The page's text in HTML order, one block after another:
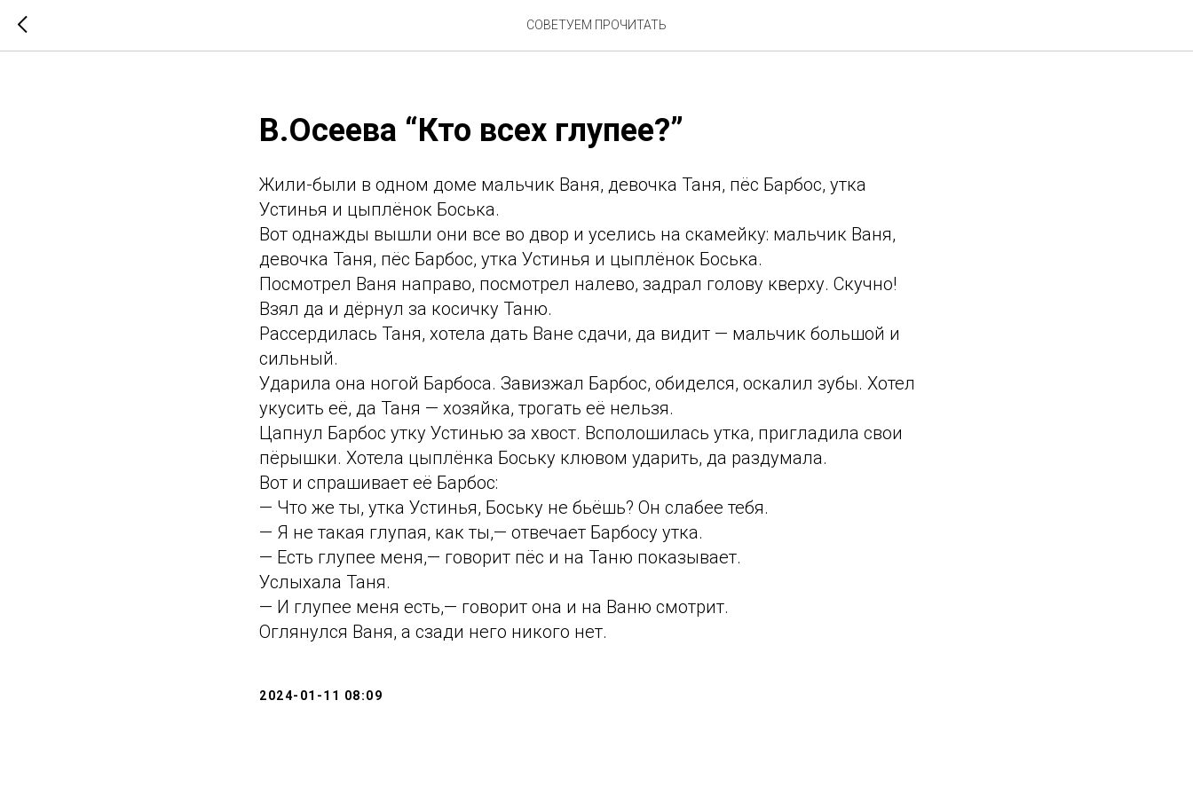
СОВЕТУЕМ ПРОЧИТАТЬ
В.Осеева “Кто всех глупее?”
Жили-были в одном доме мальчик Ваня, девочка Таня, пёс Барбос, утка
Устинья и цыплёнок Боська.
Вот однажды вышли они все во двор и уселись на скамейку: мальчик Ваня,
девочка Таня, пёс Барбос, утка Устинья и цыплёнок Боська.
Посмотрел Ваня направо, посмотрел налево, задрал голову кверху. Скучно!
Взял да и дёрнул за косичку Таню.
Рассердилась Таня, хотела дать Ване сдачи, да видит — мальчик большой и
сильный.
Ударила она ногой Барбоса. Завизжал Барбос, обиделся, оскалил зубы. Хотел
укусить её, да Таня — хозяйка, трогать её нельзя.
Цапнул Барбос утку Устинью за хвост. Всполошилась утка, пригладила свои
пёрышки. Хотела цыплёнка Боську клювом ударить, да раздумала.
Вот и спрашивает её Барбос:
— Что же ты, утка Устинья, Боську не бьёшь? Он слабее тебя.
— Я не такая глупая, как ты,— отвечает Барбосу утка.
— Есть глупее меня,— говорит пёс и на Таню показывает.
Услыхала Таня.
— И глупее меня есть,— говорит она и на Ваню смотрит.
Оглянулся Ваня, а сзади него никого нет.
2024-01-11 08:09